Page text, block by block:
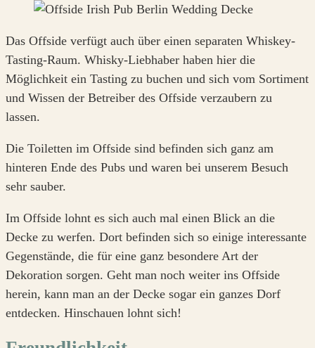
Das Offside verfügt auch über einen separaten Whiskey-
Tasting-Raum. Whisky-Liebhaber haben hier die
Möglichkeit ein Tasting zu buchen und sich vom Sortiment
und Wissen der Betreiber des Offside verzaubern zu
lassen.
Die Toiletten im Offside sind befinden sich ganz am
hinteren Ende des Pubs und waren bei unserem Besuch
sehr sauber.
Im Offside lohnt es sich auch mal einen Blick an die
Decke zu werfen. Dort befinden sich so einige interessante
Gegenstände, die für eine ganz besondere Art der
Dekoration sorgen. Geht man noch weiter ins Offside
herein, kann man an der Decke sogar ein ganzes Dorf
entdecken. Hinschauen lohnt sich!